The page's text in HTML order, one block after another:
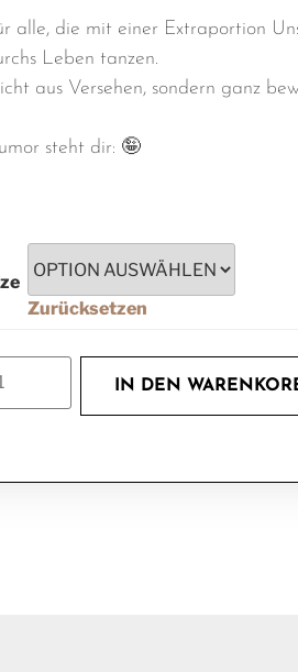
alle, die mit einer Extraportion
Leben tanzen.
aus Versehen, sondern ganz
steht dir: 🤪
Zurücksetzen
IN DEN